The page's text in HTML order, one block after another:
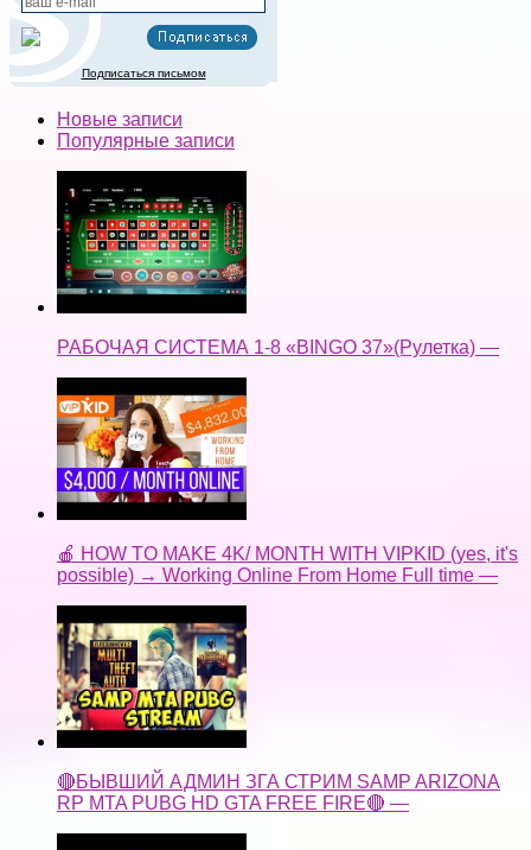
Подписаться письмом
Новые записи
Популярные записи
РАБОЧАЯ СИСТЕМА 1-8 «BINGO 37»(Рулетка) —
🍎 HOW TO MAKE 4K/ MONTH WITH VIPKID (yes, it's
possible) → Working Online From Home Full time —
🔴БЫВШИЙ АДМИН ЗГА СТРИМ SAMP ARIZONA
RP MTA PUBG HD GTA FREE FIRE🔴 —